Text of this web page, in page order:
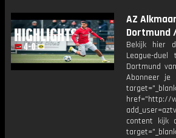
AZ
Dortmund
Bekijk hier
League-
Dortmund
Abonneer je
href="http://
content kijk